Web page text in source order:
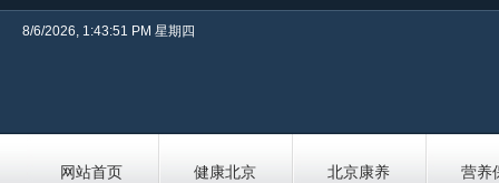
网站首页 健康北京 北京康养 营养
8/6/2026, 1:43:51 PM 星期四